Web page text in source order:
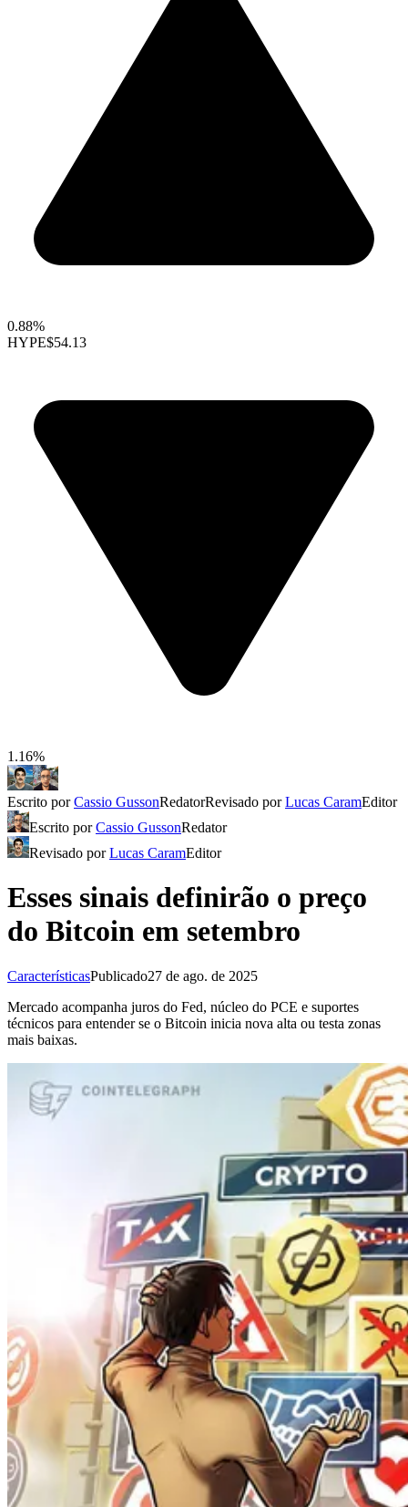
0.88%
HYPE$54.13
1.16%
Escrito porCassio GussonRedatorRevisado porLucas CaramEditor
Escrito porCassio GussonRedator
Revisado porLucas CaramEditor
Esses sinais definirão o preço
do Bitcoin em setembro
CaracterísticasPublicado27 de ago. de 2025
Mercado acompanha juros do Fed, núcleo do PCE e suportes
técnicos para entender se o Bitcoin inicia nova alta ou testa zonas
mais baixas.